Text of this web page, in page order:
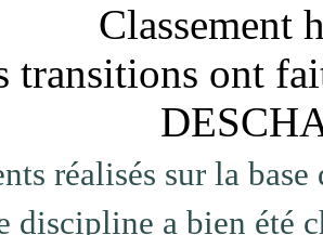
Classement
transitions ont
réalisés sur la
discipline a bien été